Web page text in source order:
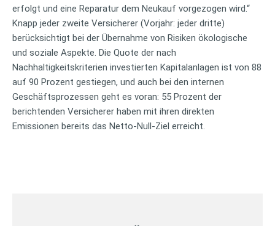
erfolgt und eine Reparatur dem Neukauf vorgezogen wird.“
Knapp jeder zweite Versicherer (Vorjahr: jeder dritte)
berücksichtigt bei der Übernahme von Risiken ökologische
und soziale Aspekte. Die Quote der nach
Nachhaltigkeitskriterien investierten Kapitalanlagen ist von 88
auf 90 Prozent gestiegen, und auch bei den internen
Geschäftsprozessen geht es voran: 55 Prozent der
berichtenden Versicherer haben mit ihren direkten
Emissionen bereits das Netto-Null-Ziel erreicht.